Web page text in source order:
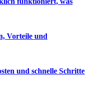
Vorteile und
und schnelle Schritte